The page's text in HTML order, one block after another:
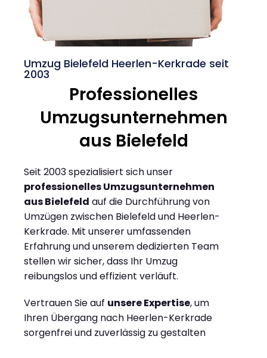
Umzug Bielefeld Heerlen-Kerkrade seit
2003
Professionelles
Umzugsunternehmen
aus Bielefeld
Seit 2003 spezialisiert sich unser
professionelles Umzugsunternehmen
aus Bielefeld auf die Durchführung von
Umzügen zwischen Bielefeld und Heerlen-
Kerkrade. Mit unserer umfassenden
Erfahrung und unserem dedizierten Team
stellen wir sicher, dass Ihr Umzug
reibungslos und effizient verläuft.
Vertrauen Sie auf unsere Expertise, um
Ihren Übergang nach Heerlen-Kerkrade
sorgenfrei und zuverlässig zu gestalten